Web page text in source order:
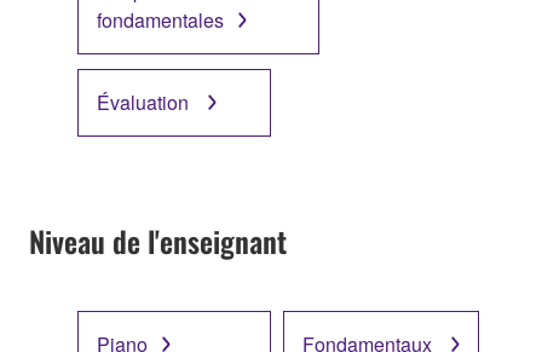
fondamentales
Évaluation
Niveau de l'enseignant
Piano Fondamentaux